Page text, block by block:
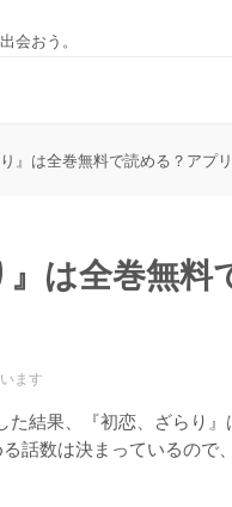
会おう。
』は全巻無料で読める？アプ
は全巻無
ます
結果、『初恋、ざらり』
話数は決まっているので